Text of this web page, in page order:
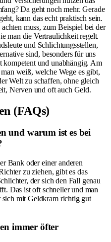
Da geht noch mehr. Gerade
kann das echt praktisch sein.
muss, zum Beispiel bei der
man die Vertraulichkeit regelt.
und Schlichtungsstellen,
sind, besonders für uns
kompetent und unabhängig. Am
weiß, welche Wege es gibt,
Welt zu schaffen, ohne gleich
Nerven und oft auch Geld.
(FAQs)
und warum ist es bei
Bank oder einer anderen
zu ziehen, gibt es das
der sich den Fall genau
Das ist oft schneller und man
sich mit Geldkram richtig gut
immer öfter